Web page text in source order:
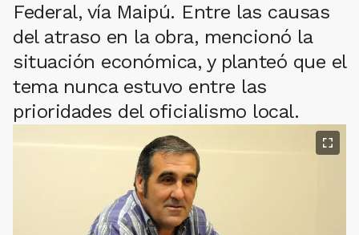
Federal, vía Maipú. Entre las causas
del atraso en la obra, mencionó la
situación económica, y planteó que el
tema nunca estuvo entre las
prioridades del oficialismo local.